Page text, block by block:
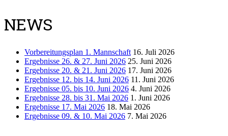
NEWS
Vorbereitungsplan 1. Mannschaft 16. Juli 2026
Ergebnisse 26. & 27. Juni 2026 25. Juni 2026
Ergebnisse 20. & 21. Juni 2026 17. Juni 2026
Ergebnisse 12. bis 14. Juni 2026 11. Juni 2026
Ergebnisse 05. bis 10. Juni 2026 4. Juni 2026
Ergebnisse 28. bis 31. Mai 2026 1. Juni 2026
Ergebnisse 17. Mai 2026 18. Mai 2026
Ergebnisse 09. & 10. Mai 2026 7. Mai 2026